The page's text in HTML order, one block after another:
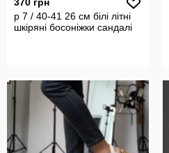
р 7 / 40-41 26 см білі літні
шкіряні босоніжки сандалі